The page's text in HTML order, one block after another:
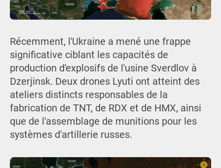
Récemment, l'Ukraine a mené une frappe
significative ciblant les capacités de
production d'explosifs de l'usine Sverdlov à
Dzerjinsk. Deux drones Lyuti ont atteint des
ateliers distincts responsables de la
fabrication de TNT, de RDX et de HMX, ainsi
que de l'assemblage de munitions pour les
systèmes d'artillerie russes.